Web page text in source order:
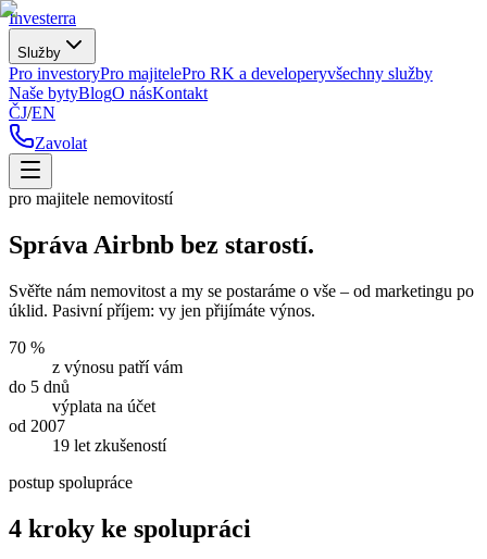
Investerra
Služby
Pro investoryPro majitelePro RK a developeryvšechny služby
Naše bytyBlogO násKontakt
ČJ/EN
Zavolat
pro majitele nemovitostí
Správa Airbnb bez starostí.
Svěřte nám nemovitost a my se postaráme o vše – od marketingu po
úklid. Pasivní příjem: vy jen přijímáte výnos.
70 %
z výnosu patří vám
do 5 dnů
výplata na účet
od 2007
19 let zkušeností
postup spolupráce
4 kroky ke spolupráci